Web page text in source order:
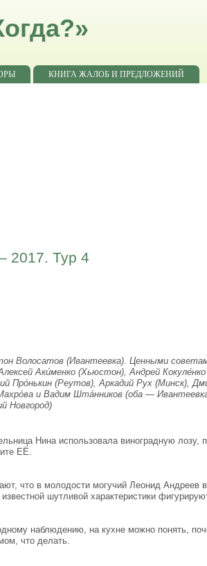
КНИГА ЖАЛОБ И ПРЕДЛОЖЕНИЙ
2017. Тур 4
Волосатов (Ивантеевка). Ценными
Аки́менко (Хьюстон), Андрей
Про́нькин (Реутов), Аркадий Рух (Минск),
и Вадим Шта́нников (оба —
Новгород)
Нина использовала виноградную лозу,
ЕЁ.
что в молодости могучий Леонид
шутливой характеристики
наблюдению, на кухне можно понять,
что делать.